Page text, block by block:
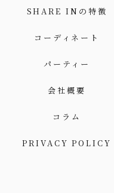
SHARE INの特徴
コーディネート
パーティー
会社概要
コラム
PRIVACY POLICY